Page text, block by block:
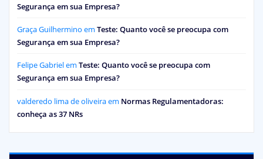
Segurança em sua Empresa?
Graça Guilhermino em Teste: Quanto você se preocupa com
Segurança em sua Empresa?
Felipe Gabrielem Teste: Quanto você se preocupa com
Segurança em sua Empresa?
valderedo lima de oliveiraem Normas Regulamentadoras:
conheça as 37 NRs